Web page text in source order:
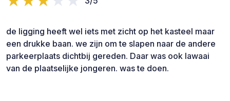
de ligging heeft wel iets met zicht op het kasteel maar
een drukke baan. we zijn om te slapen naar de andere
parkeerplaats dichtbij gereden. Daar was ook lawaai
van de plaatselijke jongeren. was te doen.